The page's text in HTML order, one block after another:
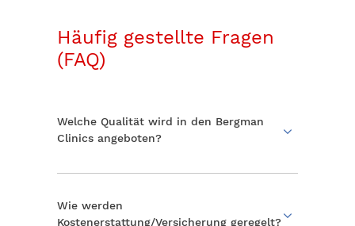
Häufig gestellte Fragen
(FAQ)
Welche Qualität wird in den Bergman
Clinics angeboten?
Wie werden
Kostenerstattung/Versicherung geregelt?